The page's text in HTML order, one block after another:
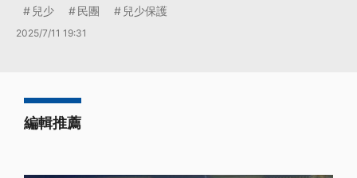
兒少 民團 兒少保護
2025/7/11 19:31
編輯推薦